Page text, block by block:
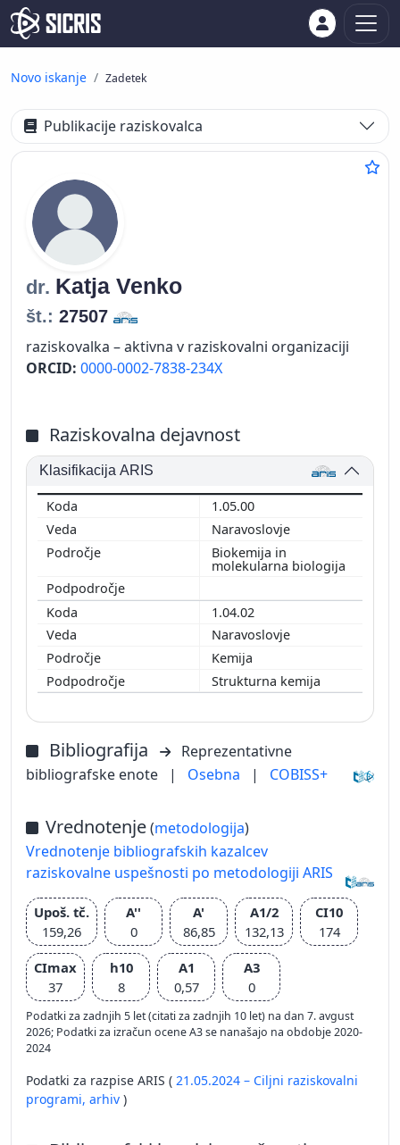
Novo iskanje Zadetek
Publikacije raziskovalca
dr. Katja Venko
št.: 27507
raziskovalka – aktivna v raziskovalni organizaciji
ORCID: 0000-0002-7838-234X
Raziskovalna dejavnost
Klasifikacija ARIS
1.05.00
Naravoslovje
Biokemija in
molekularna biologija
1.04.02
Naravoslovje
Kemija
Strukturna kemija
Bibliografija
Reprezentativne
bibliografske enote
| Osebna | COBISS+
Vrednotenje(metodologija)
Vrednotenje bibliografskih kazalcev
raziskovalne uspešnosti po metodologiji ARIS
Upoš. tč.
159,26
A''
0
A'
86,85
A1/2
132,13
CI10
174
CImax
37
h10
8
A1
0,57
A3
0
Podatki za zadnjih 5 let (citati za zadnjih 10 let) na dan 7. avgust
2026; Podatki za izračun ocene A3 se nanašajo na obdobje 2020-
2024
Podatki za razpise ARIS ( 21.05.2024 – Ciljni raziskovalni
programi, arhiv )